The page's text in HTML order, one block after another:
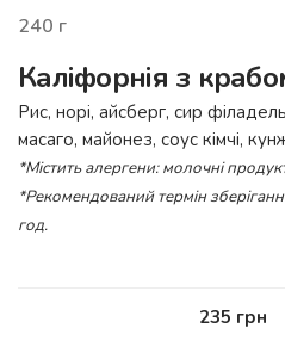
240 г
Каліфорнія з
Рис, норі, айсберг, сир
масаго, майонез, соус кімчі,
*Містить алергени: молочні
*Рекомендований термін
год.
235 грн